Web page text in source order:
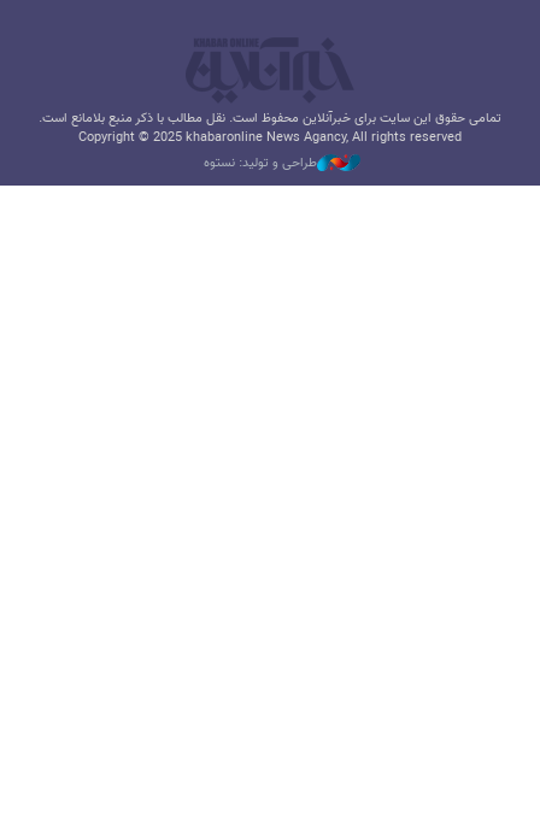
تمامی حقوق این سایت برای خبرآنلاین محفوظ است. نقل مطالب با ذکر منبع بلامانع است.
Copyright © 2025 khabaronline News Agancy, All rights reserved
طراحی و تولید: نستوه